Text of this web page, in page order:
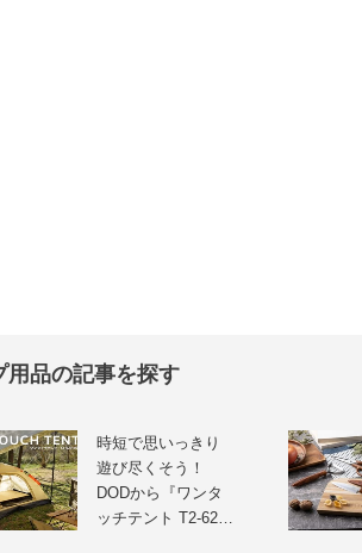
用品の記事を探す
時短で思いっきり
遊び尽くそう！
DODから『ワンタ
ッチテント T2-62…